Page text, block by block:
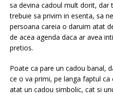
sa devina cadoul mult dorit,
trebuie sa privim in esenta, sa
persoana careia o daruim atat
de acea agenda daca ar avea
pretios.
Poate ca pare un cadou banal,
ce o va primi, pe langa faptul
atat un cadou simbolic, cat si